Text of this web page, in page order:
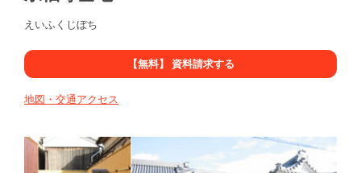
えいふくじぼち
【無料】 資料請求する
地図・交通アクセス